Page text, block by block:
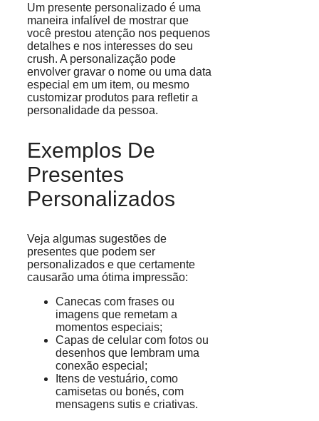
Um presente personalizado é uma
maneira infalível de mostrar que
você prestou atenção nos pequenos
detalhes e nos interesses do seu
crush. A personalização pode
envolver gravar o nome ou uma data
especial em um item, ou mesmo
customizar produtos para refletir a
personalidade da pessoa.
Exemplos De
Presentes
Personalizados
Veja algumas sugestões de
presentes que podem ser
personalizados e que certamente
causarão uma ótima impressão:
Canecas com frases ou
imagens que remetam a
momentos especiais;
Capas de celular com fotos ou
desenhos que lembram uma
conexão especial;
Itens de vestuário, como
camisetas ou bonés, com
mensagens sutis e criativas.